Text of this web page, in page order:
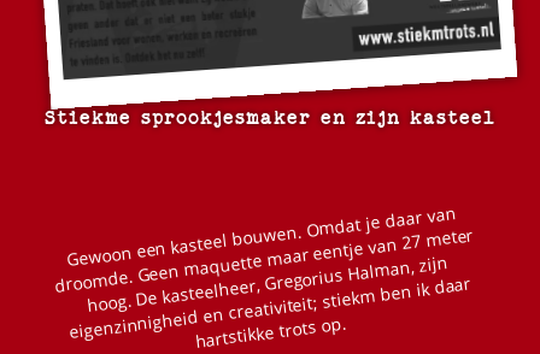
Stiekme sprookjesmaker en zijn kasteel
Gewoon een kasteel bouwen. Omdat je daar van
droomde. Geen maquette maar eentje van 27 meter
hoog. De kasteelheer, Gregorius Halman, zijn
eigenzinnigheid en creativiteit; stiekm ben ik daar
hartstikke trots op.